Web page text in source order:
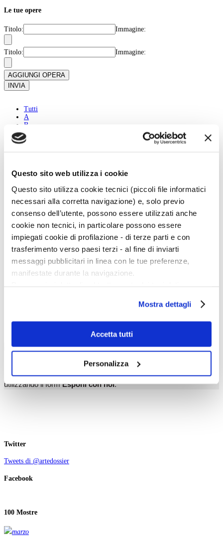
Questo sito web utilizza i cookie
Questo sito utilizza cookie tecnici (piccoli file informatici
necessari alla corretta navigazione) e, solo previo
consenso dell’utente, possono essere utilizzati anche
cookie non tecnici, in particolare possono essere
impiegati cookie di profilazione - di terze parti e con
trasferimento verso paesi terzi - al fine di inviarti
messaggi pubblicitari in linea con le tue preferenze,
manifestate durante la navigazione.
scelte privacy sui cookie, ti invitiamo a prendere visione
dell’informativa cookie.
Chiudendo il banner tramite la “X” prosegui la
navigazione senza alcuna profilazione e con installazione
il tuo consenso alla profilazione che potrai revocare in
Mostra dettagli
Accetta tutti
Personalizza
Le tue opere
Titolo: Immagine:
Titolo: Immagine:
AGGIUNGI OPERA
INVIA
Tutti
A
B
C
D
H
J
L
M
N
O
P
Q
R
S
T
U
Su Artedossier.it uno spazio gratuito per farti conoscere.
Partecipare è semplice, costruisci la tua pagina personale
utilizzando il formEsponi con noi.
Twitter
Tweets di @artedossier
Facebook
100 Mostre
marzo